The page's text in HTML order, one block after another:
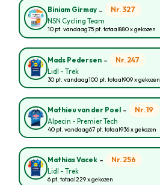
Biniam Girmay - Nr. 327
NSN Cycling Team
10 pt. vandaag75 pt. totaal880 x gekozen
Mads Pedersen - Nr. 247
Lidl - Trek
30 pt. vandaag100 pt. totaal909 x gekozen
Mathieu van der Poel - Nr. 19
Alpecin - Premier Tech
40 pt. vandaag67 pt. totaal936 x gekozen
Mathias Vacek - Nr. 256
Lidl - Trek
6 pt. totaal229 x gekozen